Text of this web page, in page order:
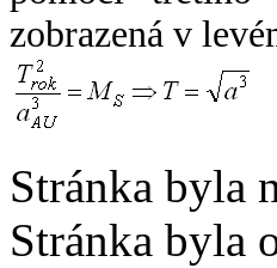
zobrazená v
Stránka byla
Stránka byla